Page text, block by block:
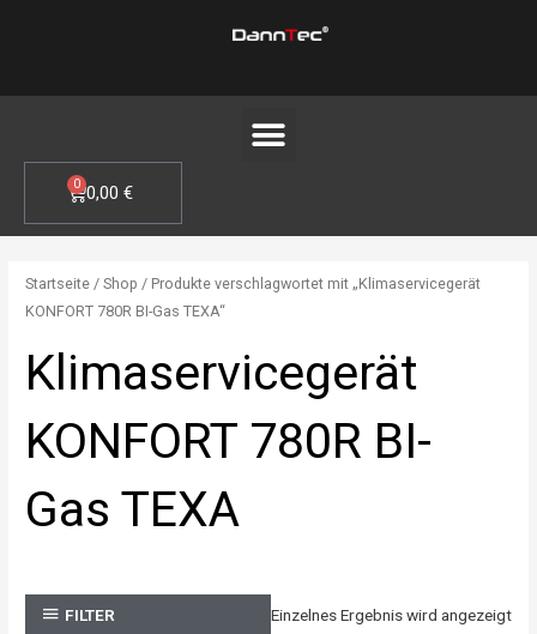
Menü
0,00 €
0 WARENKORB
Startseite /Shop / Produkte verschlagwortet mit „Klimaservicegerät
KONFORT 780R BI-Gas TEXA“
Klimaservicegerät
KONFORT 780R BI-
Gas TEXA
FILTER Einzelnes Ergebnis wird angezeigt